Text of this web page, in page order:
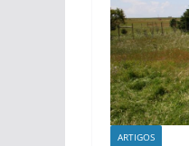
ARTIGOS